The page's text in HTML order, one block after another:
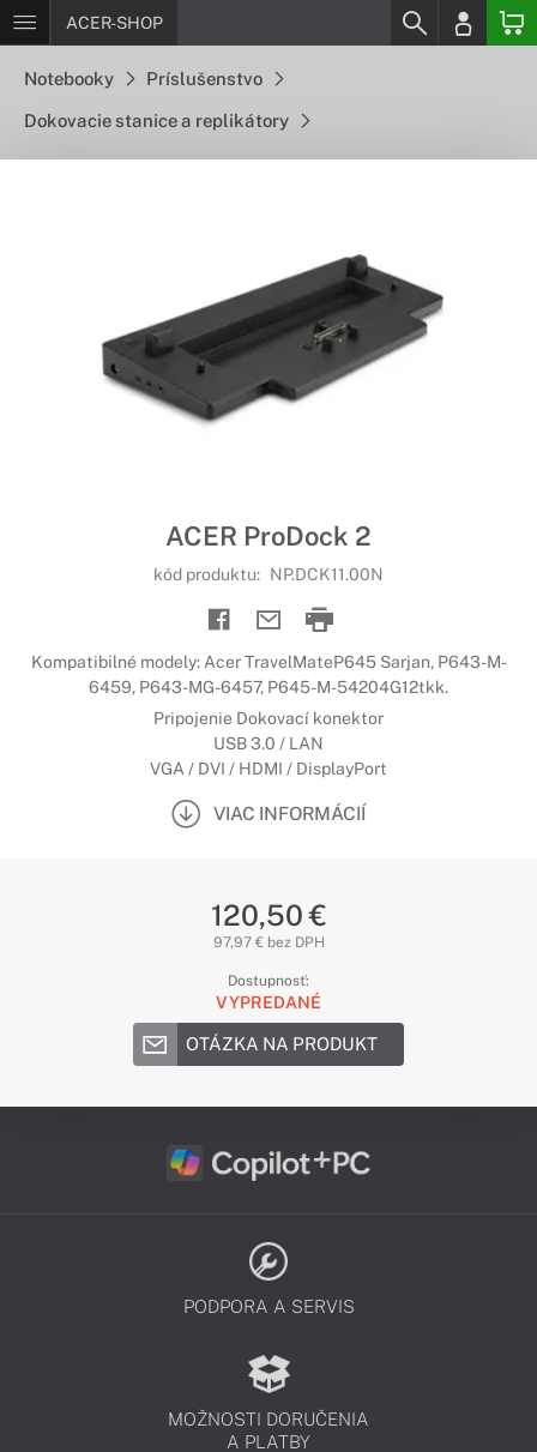
ACER-SHOP
Notebooky Príslušenstvo
Dokovacie stanice a replikátory
ACER ProDock 2
kód produktu: NP.DCK11.00N
Kompatibilné modely: Acer TravelMateP645 Sarjan, P643-M-
6459, P643-MG-6457, P645-M-54204G12tkk.
Pripojenie Dokovací konektor
USB 3.0 / LAN
VGA / DVI / HDMI / DisplayPort
VIAC INFORMÁCIÍ
120,50 €
97,97 € bez DPH
Dostupnosť:
VYPREDANÉ
OTÁZKA NA PRODUKT
PODPORA A SERVIS
MOŽNOSTI DORUČENIA
A PLATBY